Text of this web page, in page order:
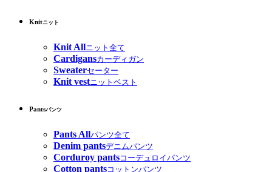
Knitニット
Knit Allニット全て
Cardigansカーディガン
Sweaterセーター
Knit vestニットベスト
Pantsパンツ
Pants Allパンツ全て
Denim pantsデニムパンツ
Corduroy pantsコーデュロイパンツ
Cotton pantsコットンパンツ